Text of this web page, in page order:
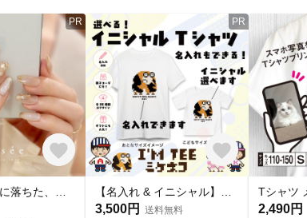
PR PR
3,500円 送料無料 2,490円